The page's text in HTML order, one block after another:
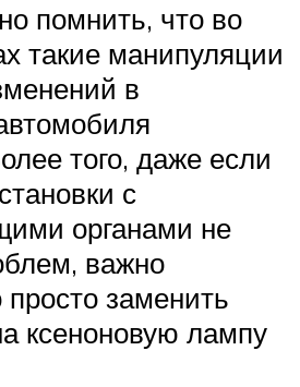
помнить, что во
такие манипуляции
в
того, даже если
с
органами не
важно
заменить
ксеноновую лампу